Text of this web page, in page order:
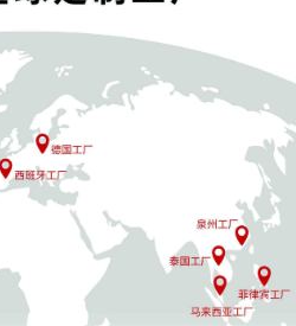
市。玩家继承了一座破败的农场，并
玩法努力将其重建。本案为商标
未公开，使用游戏相关角色形象等